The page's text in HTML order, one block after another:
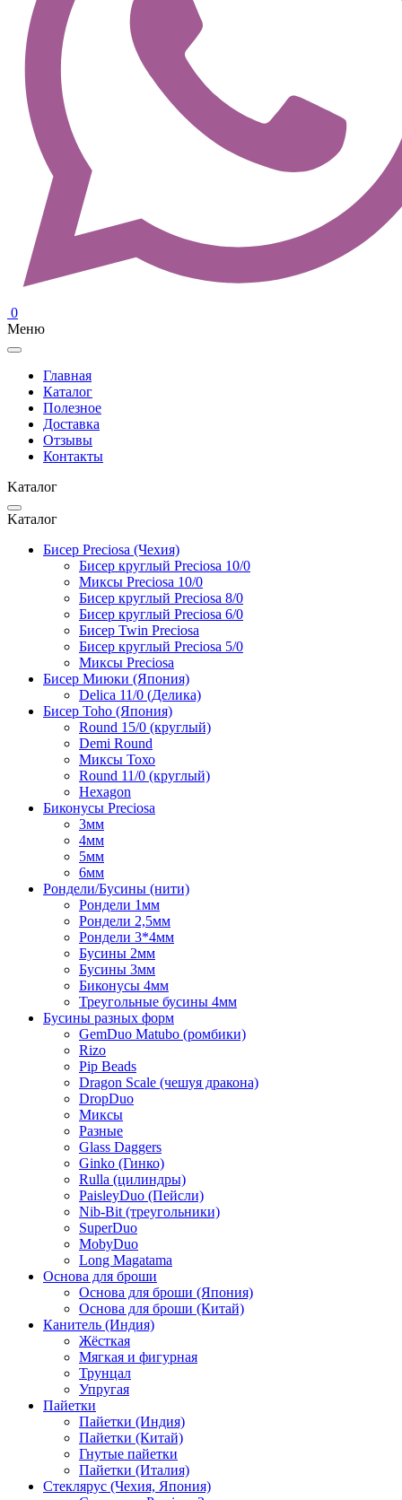
0
Меню
Главная
Каталог
Полезное
Доставка
Отзывы
Контакты
Kаталог
Kаталог
Бисер Preciosa (Чехия)
Бисер круглый Preciosa 10/0
Миксы Preciosa 10/0
Бисер круглый Preciosa 8/0
Бисер круглый Preciosa 6/0
Бисер Twin Preciosa
Бисер круглый Preciosa 5/0
Миксы Preciosa
Бисер Миюки (Япония)
Delica 11/0 (Делика)
Бисер Toho (Япония)
Round 15/0 (круглый)
Demi Round
Миксы Тохо
Round 11/0 (круглый)
Hexagon
Биконусы Preciosa
3мм
4мм
5мм
6мм
Рондели/Бусины (нити)
Рондели 1мм
Рондели 2,5мм
Рондели 3*4мм
Бусины 2мм
Бусины 3мм
Биконусы 4мм
Треугольные бусины 4мм
Бусины разных форм
GemDuo Matubo (ромбики)
Rizo
Pip Beads
Dragon Scale (чешуя дракона)
DropDuo
Миксы
Разные
Glass Daggers
Ginko (Гинко)
Rulla (цилиндры)
PaisleyDuo (Пейсли)
Nib-Bit (треугольники)
SuperDuo
MobyDuo
Long Magatama
Основа для броши
Основа для броши (Япония)
Основа для броши (Китай)
Канитель (Индия)
Жёсткая
Мягкая и фигурная
Трунцал
Упругая
Пайетки
Пайетки (Индия)
Пайетки (Китай)
Гнутые пайетки
Пайетки (Италия)
Стеклярус (Чехия, Япония)